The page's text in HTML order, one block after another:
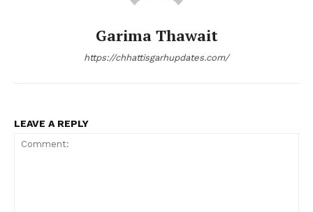
Garima Thawait
https://chhattisgarhupdates.com/
LEAVE A REPLY